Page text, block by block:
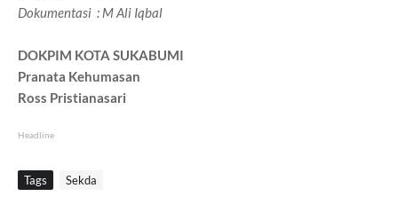
Dokumentasi : M Ali Iqbal
DOKPIM KOTA SUKABUMI
Pranata Kehumasan
Ross Pristianasari
Headline
Tags Sekda